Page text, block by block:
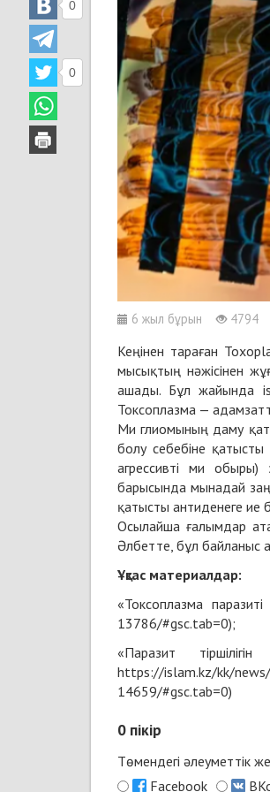
6 жыл бұрын 4794
0
0
Кеңінен тараған
мысықтың нәжісінен
ашады. Бұл жайында
Токсоплазма —
Ми глиомының даму
болу себебіне
агрессивті ми обыры)
барысында мынадай
қатысты антиденеге ие
Осылайша ғалымдар
Әлбетте, бұл байланыс
Ұқсас материалдар:
«Токсоплазма
13786/#gsc.tab=0);
«Паразит
https://islam.kz/kk/
14659/#gsc.tab=0)
0 пікір
Төмендегі әлеуметтік
Facebook